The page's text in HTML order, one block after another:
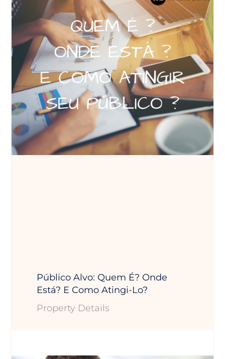
Público Alvo: Quem É? Onde
Está? E Como Atingi-Lo?
Property Details